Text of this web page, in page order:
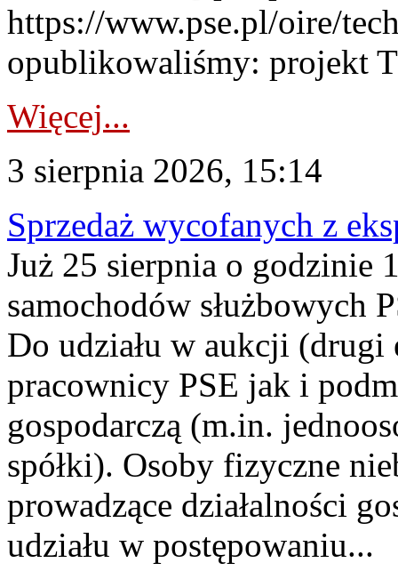
https://www.pse.pl/oire/
opublikowaliśmy: projekt
Więcej...
3 sierpnia 2026, 15:14
Sprzedaż wycofanych z
Już 25 sierpnia o godzinie
samochodów służbowych
Do udziału w aukcji (drugi
pracownicy PSE jak i
gospodarczą (m.in.
spółki). Osoby fizyczne
prowadzące działalności
udziału w postępowaniu...